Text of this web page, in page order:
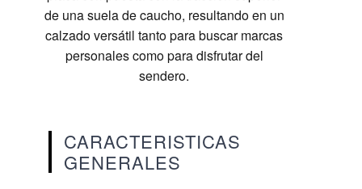
de una suela de caucho, resultando en un
calzado versátil tanto para buscar marcas
personales como para disfrutar del
sendero.
CARACTERISTICAS
GENERALES